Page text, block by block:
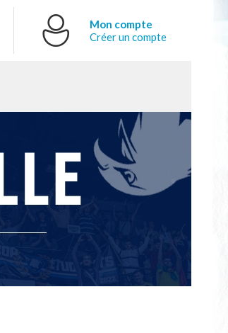
Mon compte
Créer un compte